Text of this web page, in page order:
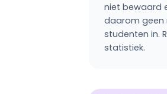
niet bewaard
daarom geen
studenten in.
statistiek.